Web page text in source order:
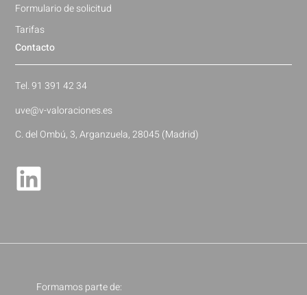
Contacto
Tel. 91 391 42 34
uve@v-valoraciones.es
C. del Ombú, 3, Arganzuela, 28045 (Madrid)
Formulario de solicitud
Tarifas
Formamos parte de: